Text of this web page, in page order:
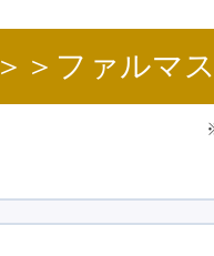
＞＞ファルマ